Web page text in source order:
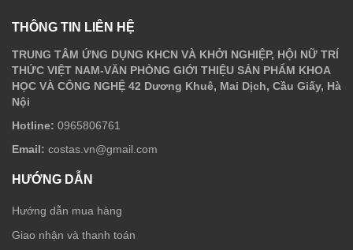
THÔNG TIN LIÊN HỆ
TRUNG TÂM ỨNG DỤNG KHCN VÀ KHỞI NGHIỆP, HỘI NỮ TRÍ
THỨC VIỆT NAM-VĂN PHÒNG GIỚI THIỆU SẢN PHẨM KHOA
HỌC VÀ CÔNG NGHỆ 42 Dương Khuê, Mai Dịch, Cầu Giấy, Hà
Nội
Hotline: 0965806761
Email: costas.vn@gmail.com
HƯỚNG DẪN
Hướng dẫn mua hàng
Giao nhận và thanh toán